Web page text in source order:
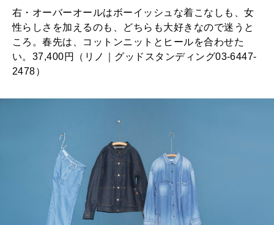
右・オーバーオールはボーイッシュな着こなしも、女
性らしさを加えるのも、どちらも大好きなので迷うと
ころ。春先は、コットンニットとヒールを合わせた
い。37,400円（リノ｜グッドスタンディング03-6447-
2478）